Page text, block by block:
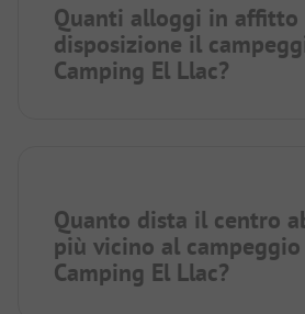
Quanti alloggi in affitto
disposizione il
Camping El Llac?
Quanto dista il centro
più vicino al campeggio
Camping El Llac?